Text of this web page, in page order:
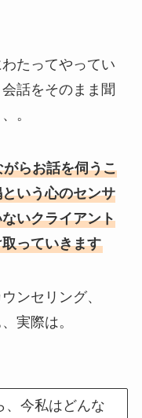
たってやってい
話をそのまま聞
。
らお話を伺うこ
いう心のセンサ
いクライアント
っていきます
ンセリング、
実際は。
、今私はどんな